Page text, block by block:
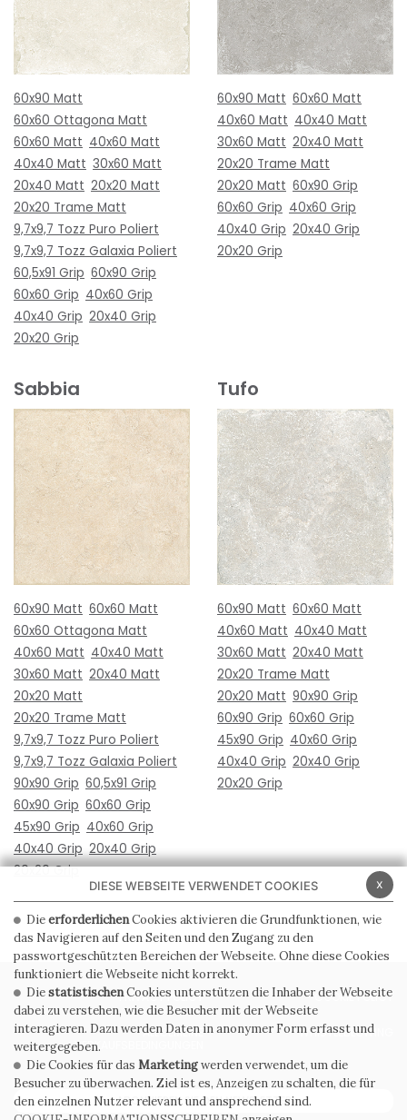
60x90 Matt
60x60 Ottagona Matt
60x60 Matt 40x60 Matt
40x40 Matt 30x60 Matt
20x40 Matt 20x20 Matt
20x20 Trame Matt
9,7x9,7 Tozz Puro Poliert
9,7x9,7 Tozz Galaxia Poliert
60,5x91 Grip 60x90 Grip
60x60 Grip 40x60 Grip
40x40 Grip 20x40 Grip
20x20 Grip
60x90 Matt 60x60 Matt
40x60 Matt 40x40 Matt
30x60 Matt 20x40 Matt
20x20 Trame Matt
20x20 Matt 60x90 Grip
60x60 Grip 40x60 Grip
40x40 Grip 20x40 Grip
20x20 Grip
Sabbia
60x90 Matt 60x60 Matt
60x60 Ottagona Matt
40x60 Matt 40x40 Matt
30x60 Matt 20x40 Matt
20x20 Matt
20x20 Trame Matt
9,7x9,7 Tozz Puro Poliert
9,7x9,7 Tozz Galaxia Poliert
90x90 Grip 60,5x91 Grip
60x90 Grip 60x60 Grip
45x90 Grip 40x60 Grip
40x40 Grip 20x40 Grip
20x20 Grip
Tufo
60x90 Matt 60x60 Matt
40x60 Matt 40x40 Matt
30x60 Matt 20x40 Matt
20x20 Trame Matt
20x20 Matt 90x90 Grip
60x90 Grip 60x60 Grip
45x90 Grip 40x60 Grip
40x40 Grip 20x40 Grip
20x20 Grip
PRIVACY POLICY COOKIE POLICY
ALLGEMEINE
VERKAUFSBEDINGUNGEN
WHISTLEBLOWING
ABONNIEREN SIE DEN NEWSLETTER
x
DIESE WEBSEITE VERWENDET COOKIES
DieerforderlichenCookies aktivieren die Grundfunktionen, wie
das Navigieren auf den Seiten und den Zugang zu den
passwortgeschützten Bereichen der Webseite. Ohne diese Cookies
funktioniert die Webseite nicht korrekt.
DiestatistischenCookies unterstützen die Inhaber der Webseite
dabei zu verstehen, wie die Besucher mit der Webseite
interagieren. Dazu werden Daten in anonymer Form erfasst und
weitergegeben.
Die Cookies für das Marketingwerden verwendet, um die
Besucher zu überwachen. Ziel ist es, Anzeigen zu schalten, die für
den einzelnen Nutzer relevant und ansprechend sind.